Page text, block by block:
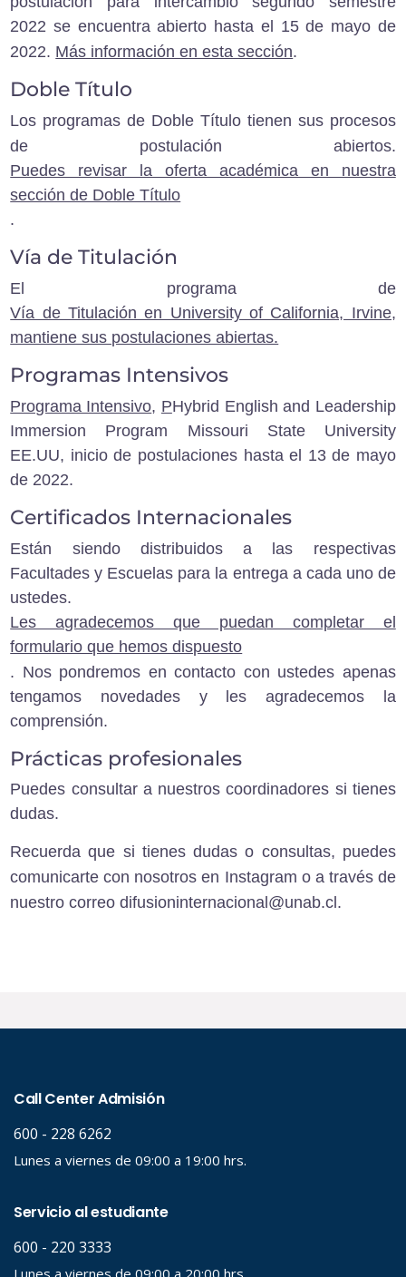
2022 se encuentra abierto hasta el 15 de mayo de
2022. Más información en esta sección.
Doble Título
Los programas de Doble Título tienen sus procesos
de postulación abiertos.
Puedes revisar la oferta académica en nuestra
sección de Doble Título
.
Vía de Titulación
El programa de
Vía de Titulación en University of California, Irvine,
mantiene sus postulaciones abiertas.
Programas Intensivos
Programa Intensivo, PHybrid English and Leadership
Immersion Program Missouri State University
EE.UU, inicio de postulaciones hasta el 13 de mayo
de 2022.
Certificados Internacionales
Están siendo distribuidos a las respectivas
Facultades y Escuelas para la entrega a cada uno de
ustedes.
Les agradecemos que puedan completar el
formulario que hemos dispuesto
. Nos pondremos en contacto con ustedes apenas
tengamos novedades y les agradecemos la
comprensión.
Prácticas profesionales
Puedes consultar a nuestros coordinadores si tienes
dudas.
Recuerda que si tienes dudas o consultas, puedes
comunicarte con nosotros en Instagram o a través de
nuestro correodifusioninternacional@unab.cl.